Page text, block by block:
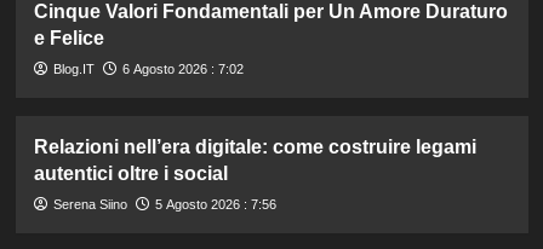
Cinque Valori Fondamentali per Un Amore Duraturo
e Felice
Blog.IT 6 Agosto 2026 : 7:02
Relazioni nell’era digitale: come costruire legami
autentici oltre i social
Serena Siino 5 Agosto 2026 : 7:56